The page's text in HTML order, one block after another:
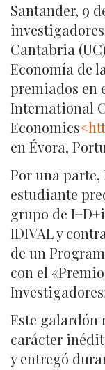
Santander, 9
Cantabria
Economía de
premiados en
International
Economics
en Évora,
Por una
estudiante
grupo de
IDIVAL y
de un
con el «Premio
Este galardón
carácter
y entregó